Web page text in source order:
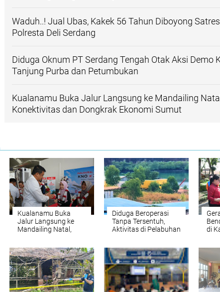
Waduh..! Jual Ubas, Kakek 56 Tahun Diboyong
Polresta Deli Serdang
Diduga Oknum PT Serdang Tengah Otak Aksi Demo
Tanjung Purba dan Petumbukan
Kualanamu Buka Jalur Langsung ke Mandailing
Konektivitas dan Dongkrak Ekonomi Sumut
Kualanamu Buka
Jalur Langsung ke
Mandailing Natal,
Ekonomi Sumut
Diduga Beroperasi
Tanpa Tersentuh,
Aktivitas di Pelabuhan
Pengawasan Aparat
Dipertanyakan
di